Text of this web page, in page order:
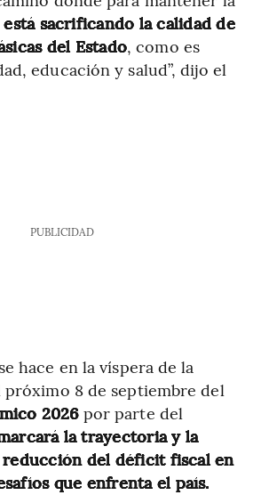
está sacrificando la calidad de
del Estado, como es
educación y salud”, dijo el
PUBLICIDAD
hace en la víspera de la
8 de septiembre del
2026por parte del
la trayectoria y la
reducción del déficit fiscal en
que enfrenta el país.